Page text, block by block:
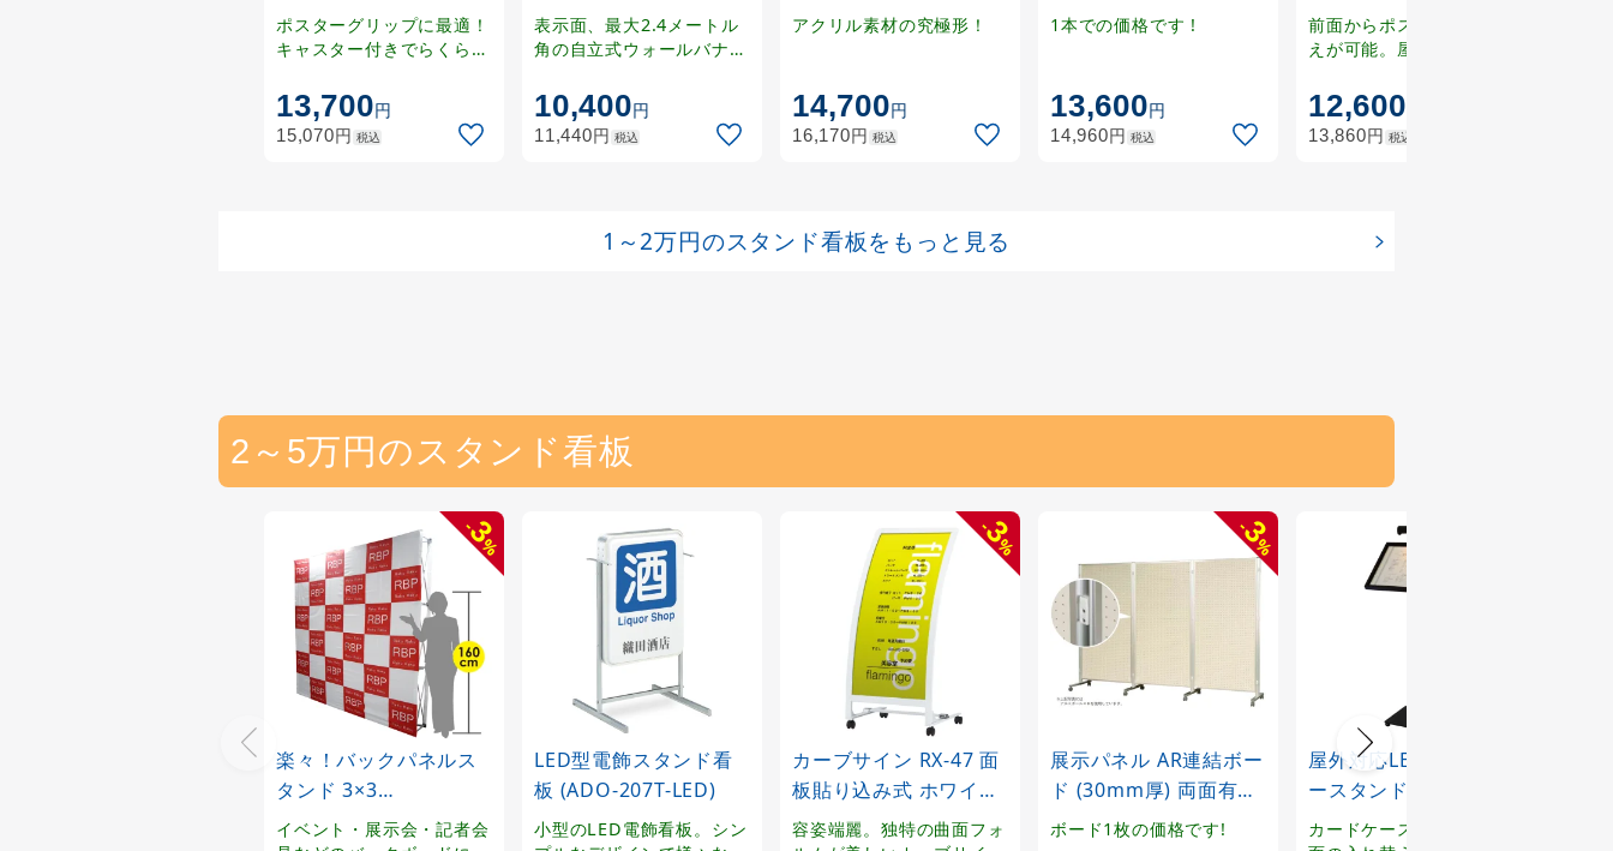
B2/A1/B1対応
ポスターグリップに最適！
キャスター付きでらくらく
度に調整可能！
13,700円
15,070円 税込
ストモデル (56954-1*)
表示面、最大2.4メートル
角の自立式ウォールバナー
10,400円
11,440円 税込
アクリル素材の究極形！
14,700円
16,170円 税込
(AR32T18C4)
1本での価格です !
13,600円
14,960円 税込
(55665B2*)
前面からポスターの入れ替
えが可能。屋外用のA型看
格！
12,600
13,860円 税込
1～2万円のスタンド看板をもっと見る
2～5万円のスタンド看板
-
3
%
楽々！バックパネルス
タンド 3×3
W2265xH2265mm ※
イベント・展示会・記者会
LED型電飾スタンド看
板 (ADO-207T-LED)
小型のLED電飾看板。シン
-
3
%
カーブサイン RX-47 面
板貼り込み式 ホワイト
キャスター付
容姿端麗。独特の曲面フォ
-
3
%
展示パネル AR連結ボー
ド (30mm厚) 両面有孔
ボード 板面寸法:1800×
ボード1枚の価格です!
屋外対応LED付メニュ
ースタンド A3ヨコ・カ
ードケース付 (ML-A3)
カードケースタイプで広告